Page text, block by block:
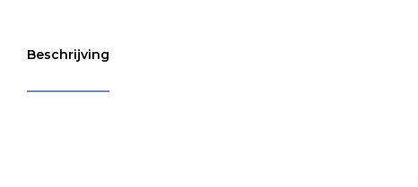
Beschrijving